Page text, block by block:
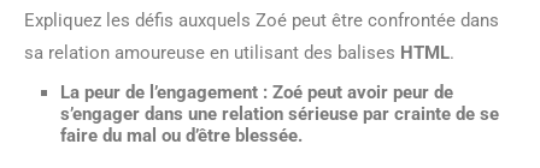
Expliquez les défis auxquels Zoé peut être confrontée dans
sa relation amoureuse en utilisant des balises HTML.
La peur de l’engagement : Zoé peut avoir peur de
s’engager dans une relation sérieuse par crainte de se
faire du mal ou d’être blessée.